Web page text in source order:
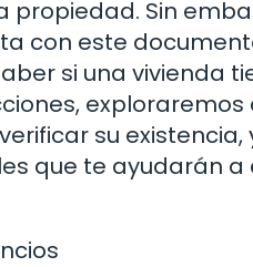
propiedad. Sin
con este
si una vivienda
su existencia,
que te ayudarán